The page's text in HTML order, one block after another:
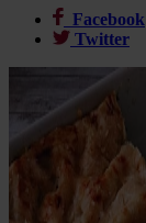
Facebook
Twitter